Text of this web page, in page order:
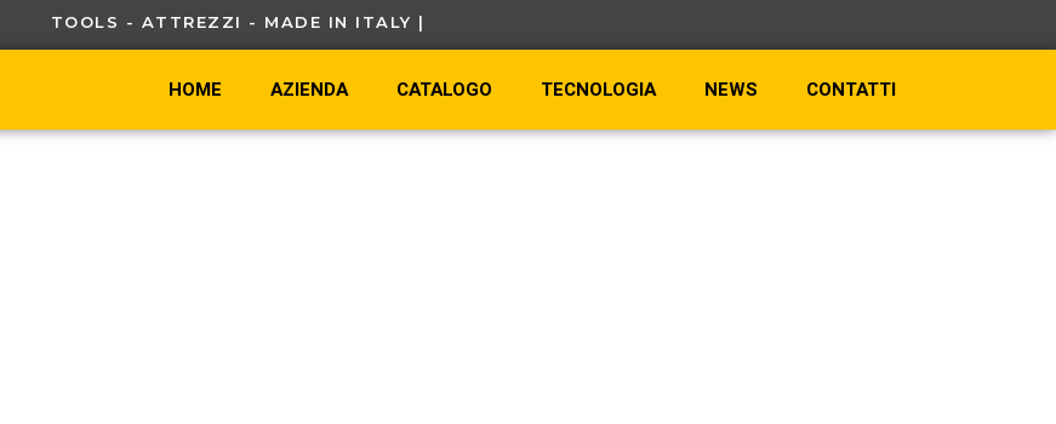
TOOLS - ATTREZZI - MADE IN ITALY |
HOME AZIENDA CATALOGO TECNOLOGIA NEWS CONTATTI